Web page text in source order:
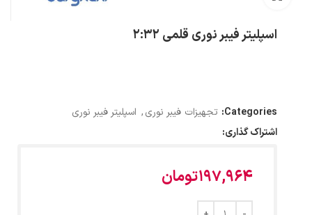
اسپلیتر فیبر نوری قلمی 2:32
Categories: تجهیزات فیبر نوری, اسپلیتر فیبر نوری
اشتراک گذاری:
197,964تومان